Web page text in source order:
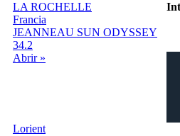
LA ROCHELLE
Francia
JEANNEAU SUN ODYSSEY
34.2
Abrir »
Lorient